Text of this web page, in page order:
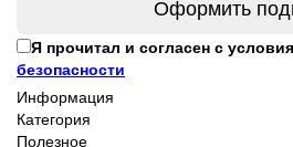
Оформить
Я прочитал и согласен с
безопасности
Информация
Категория
Полезное